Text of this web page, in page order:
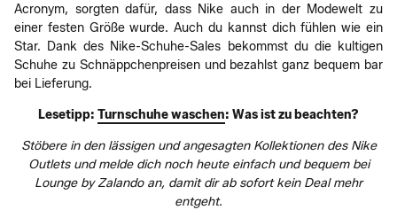
Acronym, sorgten dafür, dass Nike auch in der Modewelt zu
einer festen Größe wurde. Auch du kannst dich fühlen wie ein
Star. Dank des Nike-Schuhe-Sales bekommst du die kultigen
Schuhe zu Schnäppchenpreisen und bezahlst ganz bequem bar
bei Lieferung.
Lesetipp: Turnschuhe waschen: Was ist zu beachten?
Stöbere in den lässigen und angesagten Kollektionen des Nike
Outlets und melde dich noch heute einfach und bequem bei
Lounge by Zalando an, damit dir ab sofort kein Deal mehr
entgeht.